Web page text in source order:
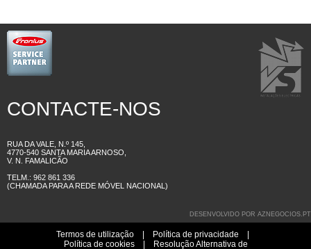
CONTACTE-NOS
RUA DA VALE, N.º 145,
4770-540 SANTA MARIA ARNOSO,
V. N. FAMALICÃO
TELM.: 962 861 336
(CHAMADA PARA A REDE MÓVEL NACIONAL)
DESENVOLVIDO POR AZNEGOCIOS.PT
Termos de utilização| Política de privacidade
Política de cookies| Resolução Alternativa de